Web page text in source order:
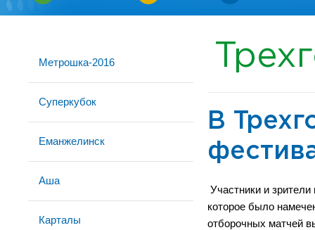
Метрошка-2016
Суперкубок
Еманжелинск
Аша
Карталы
В
Участники и
которое было
отборочных матчей